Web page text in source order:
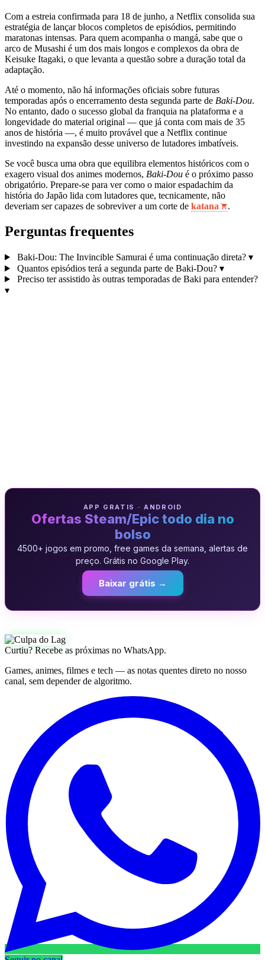
Com a estreia confirmada para 18 de junho, a Netflix consolida sua
estratégia de lançar blocos completos de episódios, permitindo
maratonas intensas. Para quem acompanha o mangá, sabe que o
arco de Musashi é um dos mais longos e complexos da obra de
Keisuke Itagaki, o que levanta a questão sobre a duração total da
adaptação.
Até o momento, não há informações oficiais sobre futuras
temporadas após o encerramento desta segunda parte de Baki-Dou.
No entanto, dado o sucesso global da franquia na plataforma e a
longevidade do material original — que já conta com mais de 35
anos de história —, é muito provável que a Netflix continue
investindo na expansão desse universo de lutadores imbatíveis.
Se você busca uma obra que equilibra elementos históricos com o
exagero visual dos animes modernos, Baki-Dou é o próximo passo
obrigatório. Prepare-se para ver como o maior espadachim da
história do Japão lida com lutadores que, tecnicamente, não
deveriam ser capazes de sobreviver a um corte de katana .
Perguntas frequentes
Baki-Dou: The Invincible Samurai é uma continuação direta? ▾
Quantos episódios terá a segunda parte de Baki-Dou? ▾
Preciso ter assistido às outras temporadas de Baki para entender?
▾
APP GRATIS · ANDROID
Ofertas Steam/Epic todo dia no
bolso
4500+ jogos em promo, free games da semana, alertas de
preço. Grátis no Google Play.
Baixar grátis →
Curtiu? Recebe as próximas no WhatsApp.
Games, animes, filmes e tech — as notas quentes direto no nosso
canal, sem depender de algoritmo.